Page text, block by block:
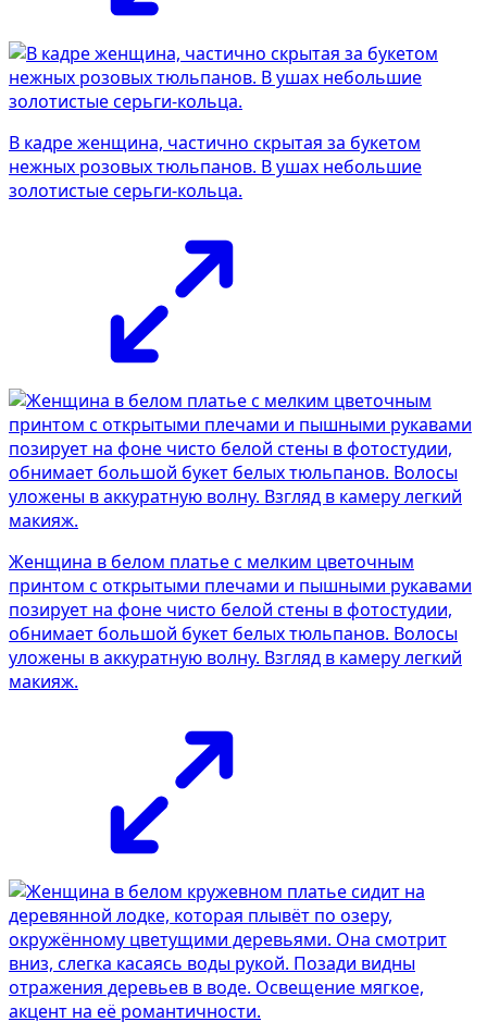
В кадре женщина, частично скрытая за букетом
нежных розовых тюльпанов. В ушах небольшие
золотистые серьги-кольца.
Женщина в белом платье с мелким цветочным
принтом с открытыми плечами и пышными рукавами
позирует на фоне чисто белой стены в фотостудии,
обнимает большой букет белых тюльпанов. Волосы
уложены в аккуратную волну. Взгляд в камеру легкий
макияж.